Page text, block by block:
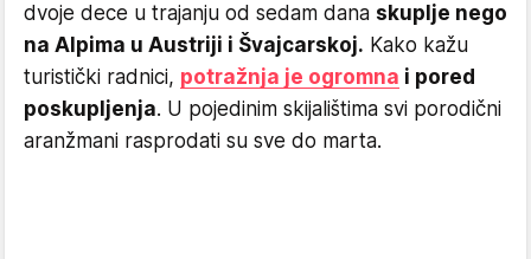
dvoje dece u trajanju od sedam dana skuplje nego
na Alpima u Austriji i Švajcarskoj. Kako kažu
turistički radnici, potražnja je ogromna i pored
poskupljenja. U pojedinim skijalištima svi porodični
aranžmani rasprodati su sve do marta.